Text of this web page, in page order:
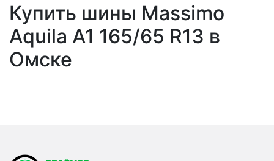
Купить шины Massimo
Aquila A1 165/65 R13 в
Омске